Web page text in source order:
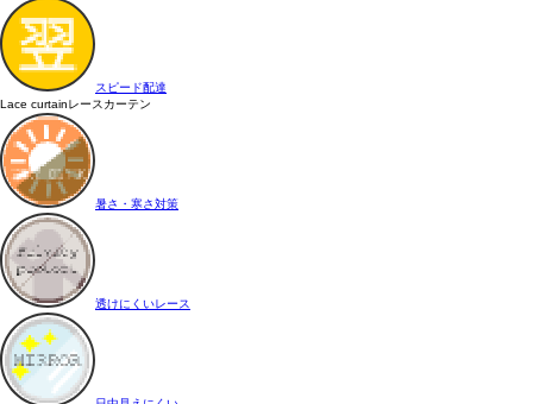
スピード配達
Lace curtainレースカーテン
暑さ・寒さ対策
透けにくいレース